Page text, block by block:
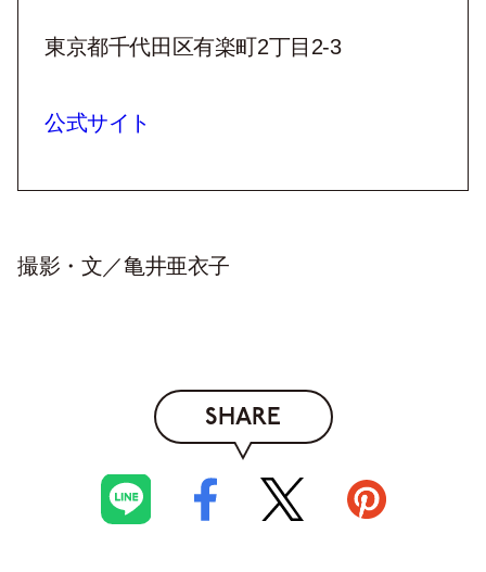
東京都千代田区有楽町2丁目2-3
公式サイト
撮影・文／亀井亜衣子
SHARE